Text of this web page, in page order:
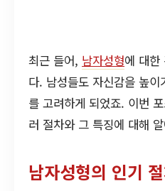
최근 들어, 남자성형에 대한
다. 남성들도 자신감을 높
를 고려하게 되었죠. 이번
러 절차와 그 특징에 대해
남자성형의 인기